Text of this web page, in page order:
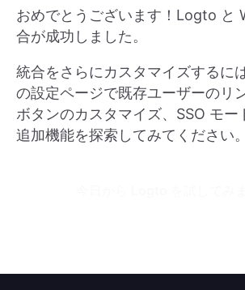
おめでとうございます！Logto と
合が成功しました。
統合をさらにカスタマイズするに
の設定ページで既存ユーザーのリ
ボタンのカスタマイズ、SSO モー
追加機能を探索してみてください。